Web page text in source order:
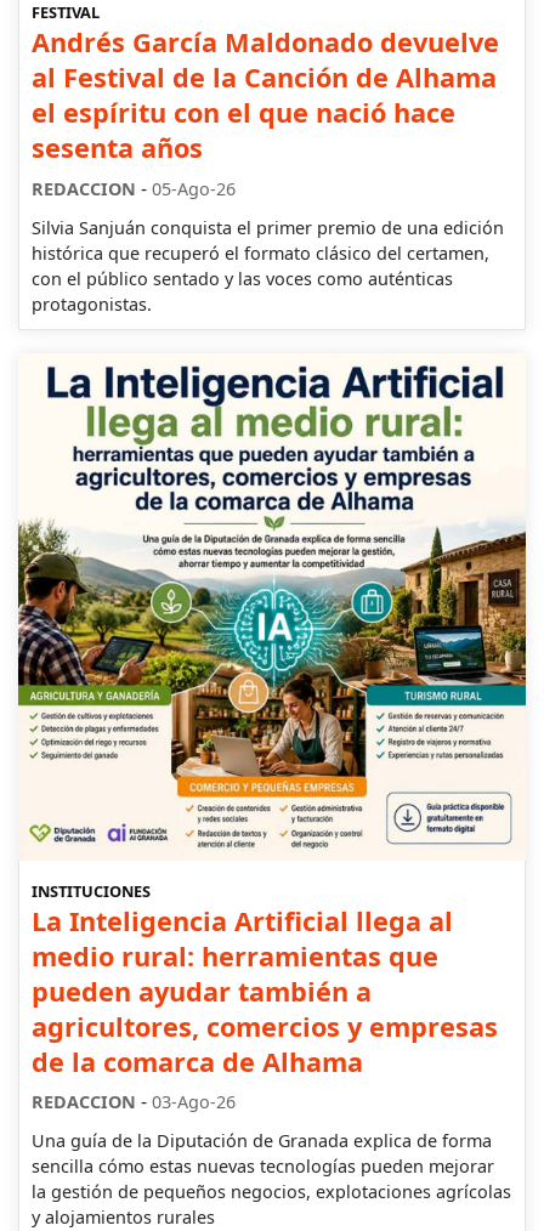
FESTIVAL
Andrés García Maldonado devuelve
al Festival de la Canción de Alhama
el espíritu con el que nació hace
sesenta años
REDACCION - 05-Ago-26
Silvia Sanjuán conquista el primer premio de una edición
histórica que recuperó el formato clásico del certamen,
con el público sentado y las voces como auténticas
protagonistas.
INSTITUCIONES
La Inteligencia Artificial llega al
medio rural: herramientas que
pueden ayudar también a
agricultores, comercios y empresas
de la comarca de Alhama
REDACCION - 03-Ago-26
Una guía de la Diputación de Granada explica de forma
sencilla cómo estas nuevas tecnologías pueden mejorar
la gestión de pequeños negocios, explotaciones agrícolas
y alojamientos rurales